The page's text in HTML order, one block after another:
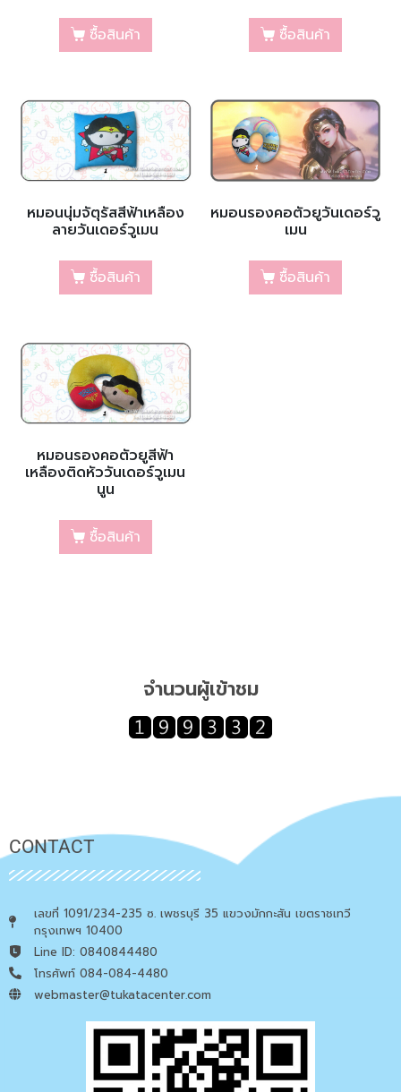
ซื้อสินค้า ซื้อสินค้า
หมอนนุ่มจัตุรัสสีฟ้าเหลือง
ลายวันเดอร์วูเมน
ซื้อสินค้า
หมอนรองคอตัวยูวันเดอร์วู
เมน
ซื้อสินค้า
หมอนรองคอตัวยูสีฟ้า
เหลืองติดหัววันเดอร์วูเมน
นูน
ซื้อสินค้า
จำนวนผู้เข้าชม
CONTACT
เลขที่ 1091/234-235 ซ. เพชรบุรี 35 แขวงมักกะสัน เขตราชเทวี
กรุงเทพฯ 10400
Line ID: 0840844480
โทรศัพท์ 084-084-4480
webmaster@tukatacenter.com